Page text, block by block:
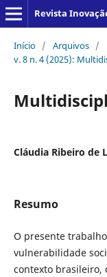
Revista
Início / Arquivos /
v. 8 n. 4 (2025):
Cláudia Ribeiro de
Resumo
O presente
vulnerabilidade
contexto brasileiro,